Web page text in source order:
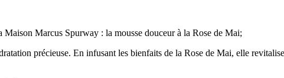
Marcus Spurway : la mousse douceur à la Rose de Mai;
précieuse. En infusant les bienfaits de la Rose de Mai, elle